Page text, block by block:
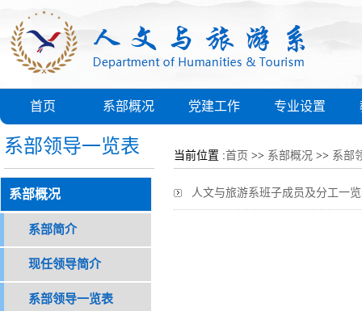
首页 系部概况 党建工作 专业设置
系部领导一览表
系部概况
系部简介
现任领导简介
系部领导一览表
当前位置 :首页 >> 系部概况 >> 系部
人文与旅游系班子成员及分工一